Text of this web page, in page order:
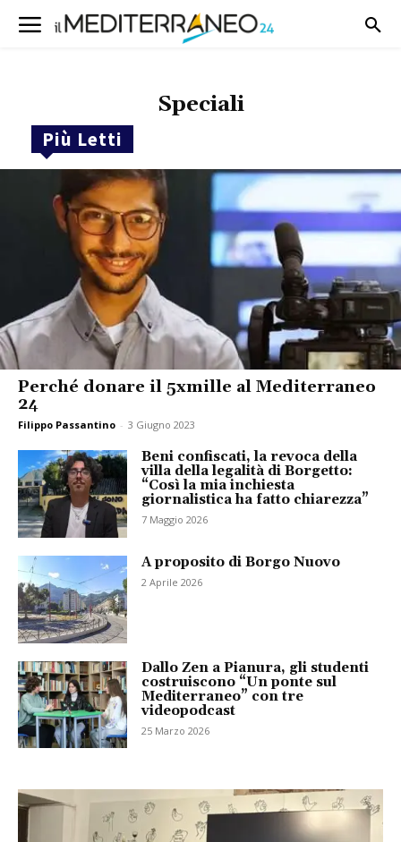
Speciali
Più Letti
Perché donare il 5xmille al Mediterraneo
24
Filippo Passantino - 3 Giugno 2023
Beni confiscati, la revoca della
villa della legalità di Borgetto:
“Così la mia inchiesta
giornalistica ha fatto chiarezza”
7 Maggio 2026
A proposito di Borgo Nuovo
2 Aprile 2026
Dallo Zen a Pianura, gli studenti
costruiscono “Un ponte sul
Mediterraneo” con tre
videopodcast
25 Marzo 2026